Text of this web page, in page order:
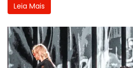
Leia Mais